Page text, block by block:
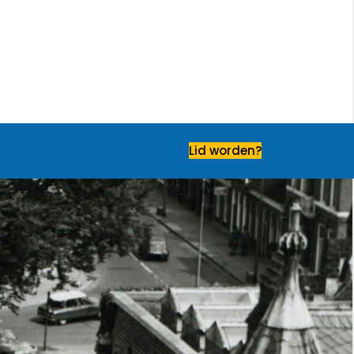
Lid worden?